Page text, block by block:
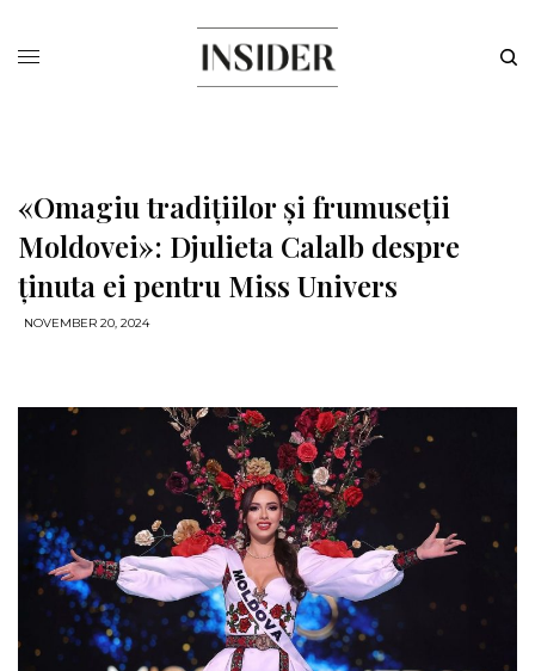
«Omagiu tradițiilor și frumuseții
Moldovei»: Djulieta Calalb despre
ținuta ei pentru Miss Univers
NOVEMBER 20, 2024